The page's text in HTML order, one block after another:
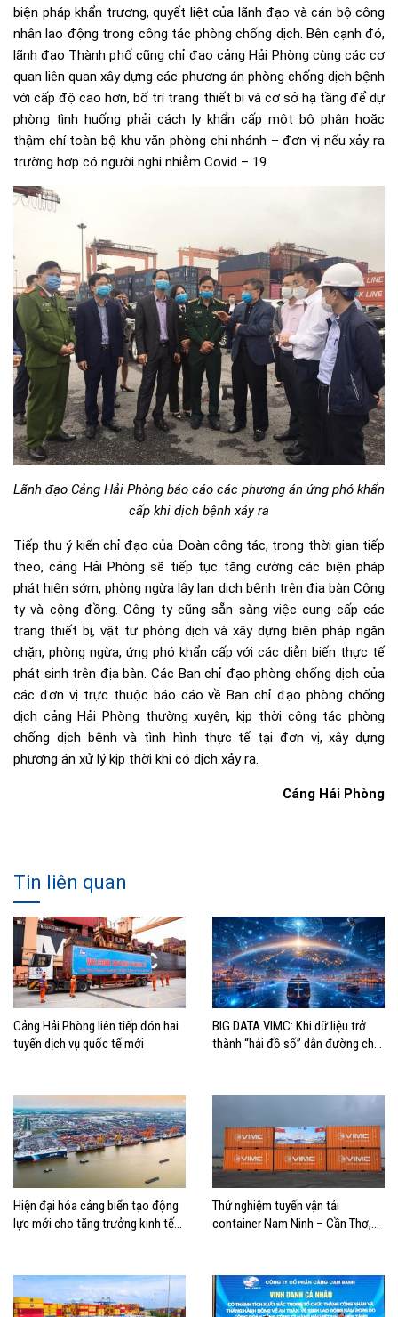
biện pháp khẩn trương, quyết liệt của lãnh đạo và cán bộ công
nhân lao động trong công tác phòng chống dịch. Bên cạnh đó,
lãnh đạo Thành phố cũng chỉ đạo cảng Hải Phòng cùng các cơ
quan liên quan xây dựng các phương án phòng chống dịch bệnh
với cấp độ cao hơn, bố trí trang thiết bị và cơ sở hạ tầng để dự
phòng tình huống phải cách ly khẩn cấp một bộ phận hoặc
thậm chí toàn bộ khu văn phòng chi nhánh – đơn vị nếu xảy ra
trường hợp có người nghi nhiễm Covid – 19.
Lãnh đạo Cảng Hải Phòng báo cáo các phương án ứng phó khẩn
cấp khi dịch bệnh xảy ra
Tiếp thu ý kiến chỉ đạo của Đoàn công tác, trong thời gian tiếp
theo, cảng Hải Phòng sẽ tiếp tục tăng cường các biện pháp
phát hiện sớm, phòng ngừa lây lan dịch bệnh trên địa bàn Công
ty và cộng đồng. Công ty cũng sẵn sàng việc cung cấp các
trang thiết bị, vật tư phòng dịch và xây dựng biện pháp ngăn
chặn, phòng ngừa, ứng phó khẩn cấp với các diễn biến thực tế
phát sinh trên địa bàn. Các Ban chỉ đạo phòng chống dịch của
các đơn vị trực thuộc báo cáo về Ban chỉ đạo phòng chống
dịch cảng Hải Phòng thường xuyên, kịp thời công tác phòng
chống dịch bệnh và tình hình thực tế tại đơn vị, xây dựng
phương án xử lý kịp thời khi có dịch xảy ra.
Cảng Hải Phòng
Tin liên quan
Cảng Hải Phòng liên tiếp đón hai
tuyến dịch vụ quốc tế mới
BIG DATA VIMC: Khi dữ liệu trở
thành “hải đồ số” dẫn đường cho
Hiện đại hóa cảng biển tạo động
lực mới cho tăng trưởng kinh tế
Thử nghiệm tuyến vận tải
container Nam Ninh – Cần Thơ,